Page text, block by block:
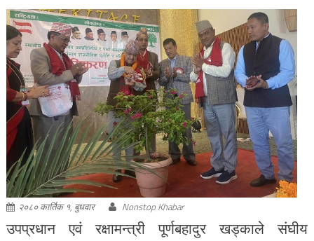
२०८० कार्तिक १, बुधवार Nonstop Khabar
उपप्रधान एवं रक्षामन्त्री पूर्णबहादुर खड्काले संघीय